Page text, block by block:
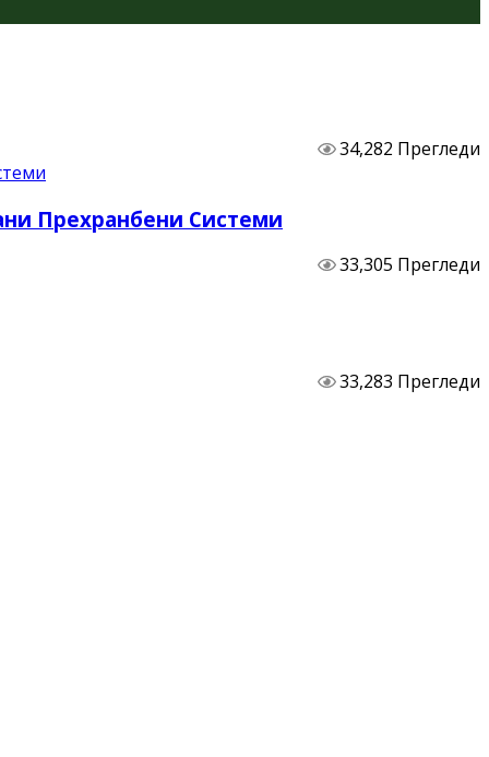
34,282 Прегледи
Прехранбени Системи
33,305 Прегледи
33,283 Прегледи